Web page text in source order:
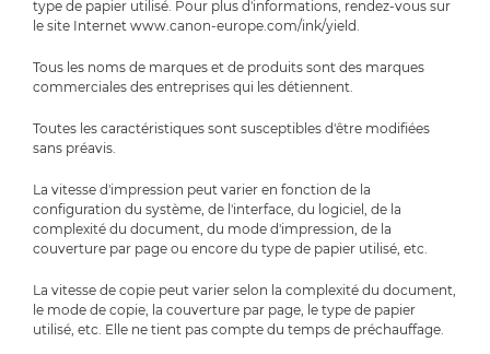
type de papier utilisé. Pour plus d'informations, rendez-vous sur
le site Internet www.canon-europe.com/ink/yield.
Tous les noms de marques et de produits sont des marques
commerciales des entreprises qui les détiennent.
Toutes les caractéristiques sont susceptibles d'être modifiées
sans préavis.
La vitesse d'impression peut varier en fonction de la
configuration du système, de l'interface, du logiciel, de la
complexité du document, du mode d'impression, de la
couverture par page ou encore du type de papier utilisé, etc.
La vitesse de copie peut varier selon la complexité du document,
le mode de copie, la couverture par page, le type de papier
utilisé, etc. Elle ne tient pas compte du temps de préchauffage.